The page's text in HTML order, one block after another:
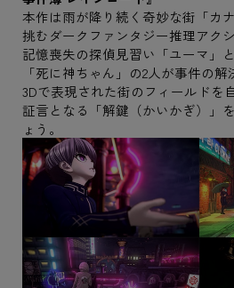
本作は雨が降り続く奇妙な街「カ
挑むダークファンタジー推理アクシ
記憶喪失の探偵見習い「ユーマ」
「死に神ちゃん」の2人が事件の解
3Dで表現された街のフィールドを
証言となる「解鍵（かいかぎ）」
ょう。